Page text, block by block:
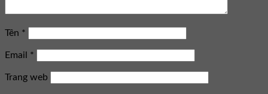
Tên *
Email *
Trang web